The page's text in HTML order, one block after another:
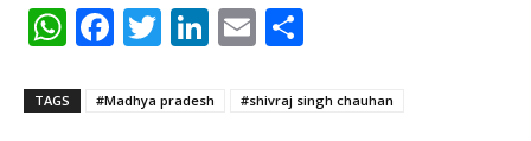
WhatsApp
Facebook
Twitter
LinkedIn
Email
TAGS #Madhya pradesh #shivraj singh chauhan